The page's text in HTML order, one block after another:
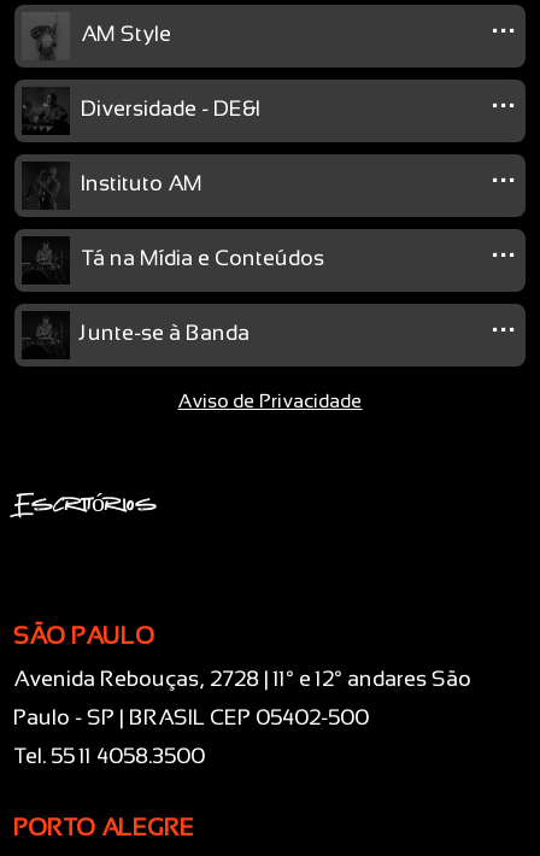
AM Style ...
Diversidade - DE&I ...
Instituto AM ...
Tá na Mídia e Conteúdos ...
Junte-se à Banda ...
Aviso de Privacidade
Escritórios
SÃO PAULO
Avenida Rebouças, 2728 | 11° e 12° andares São
Paulo - SP | BRASIL CEP 05402-500
Tel. 55 11 4058.3500
PORTO ALEGRE